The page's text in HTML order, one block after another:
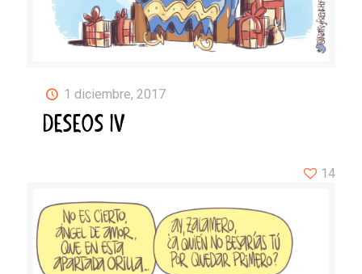
1 diciembre, 2017
DESEOS IV
14